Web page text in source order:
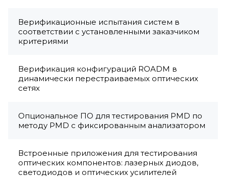
Верификационные испытания систем в
соответствии с установленными заказчиком
критериями
Верификация конфигураций ROADM в
динамически перестраиваемых оптических
сетях
Опциональное ПО для тестирования PMD по
методу PMD с фиксированным анализатором
Встроенные приложения для тестирования
оптических компонентов: лазерных диодов,
светодиодов и оптических усилителей